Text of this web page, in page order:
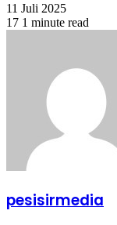
11 Juli 2025
17 1 minute read
pesisirmedia